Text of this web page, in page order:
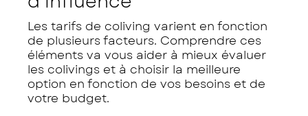
Les tarifs de coliving varient en fonction
de plusieurs facteurs. Comprendre ces
éléments va vous aider à mieux évaluer
les colivings et à choisir la meilleure
option en fonction de vos besoins et de
votre budget.